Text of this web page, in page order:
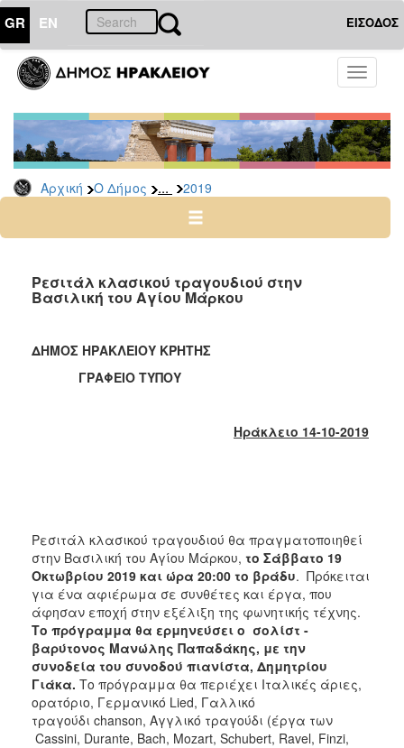
GR EN ΕΙΣΟΔΟΣ
Toggle
Αρχική Ο Δήμος ... 2019
ΔΗΜΟΣ
Δελτία
Τύπου
Αρχείο
2026
2024
2022
2020
2019
2012
2011
2010
2006
ΤΟΠΟΣ
Ρεσιτάλ κλασικού τραγουδιού στην
Βασιλική του Αγίου Μάρκου
ΔΗΜΟΣ ΗΡΑΚΛΕΙΟΥ ΚΡΗΤΗΣ
ΓΡΑΦΕΙΟ ΤΥΠΟΥ
Ηράκλειο 14-10-2019
Ρεσιτάλ κλασικού τραγουδιού θα πραγματοποιηθεί
στην Βασιλική του Αγίου Μάρκου, το Σάββατο 19
Οκτωβρίου 2019 και ώρα 20:00 το βράδυ. Πρόκειται
για ένα αφιέρωμα σε συνθέτες και έργα, που
άφησαν εποχή στην εξέλιξη της φωνητικής τέχνης.
Το πρόγραμμα θα ερμηνεύσει ο σολίστ -
βαρύτονος Μανώλης Παπαδάκης, με την
συνοδεία του συνοδού πιανίστα, Δημητρίου
Γιάκα. Το πρόγραμμα θα περιέχει Ιταλικές άριες,
ορατόριο, Γερμανικό Lied, Γαλλικό
τραγούδι chanson, Αγγλικό τραγούδι (έργα των
Cassini, Durante, Bach, Mozart, Schubert, Ravel, Finzi,